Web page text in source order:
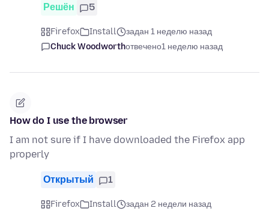
Решён 5
Firefox Install
задан 1 неделю назад
Chuck Woodworthотвечено1 неделю назад
How do I use the browser
I am not sure if I have downloaded the Firefox app
properly
Открытый 1
Firefox Install
задан 2 недели назад